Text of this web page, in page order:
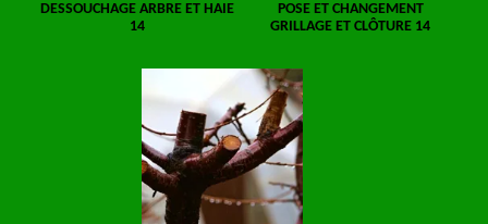
DESSOUCHAGE ARBRE ET HAIE
14
POSE ET CHANGEMENT
GRILLAGE ET CLÔTURE 14